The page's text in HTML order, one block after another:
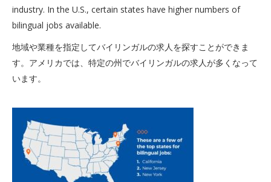
industry. In the U.S., certain states have higher numbers of
bilingual jobs available.
地域や業種を指定してバイリンガルの求人を探すことができま
す。アメリカでは、特定の州でバイリンガルの求人が多くなって
います。